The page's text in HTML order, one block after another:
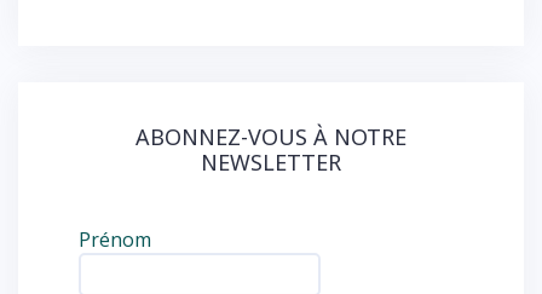
ABONNEZ-VOUS À NOTRE
NEWSLETTER
Prénom